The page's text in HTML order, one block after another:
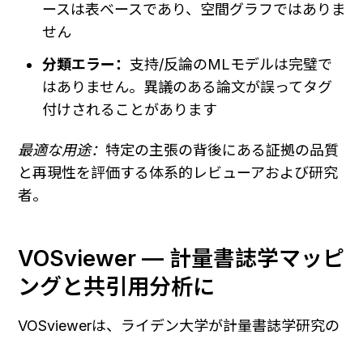
ースは表ベースであり、空間グラフではありま
せん
分類エラー： 支持/反論のMLモデルは完璧で
はありません。異議のある論文が誤ってタグ
付けされることがあります
最適な用途： 特定の主張の背後にある証拠の品質
と再現性を評価する体系的レビューアおよび研究
者。
VOSviewer — 計量書誌学マッピ
ングと共引用分析に
VOSviewerは、ライデン大学が計量書誌学研究の